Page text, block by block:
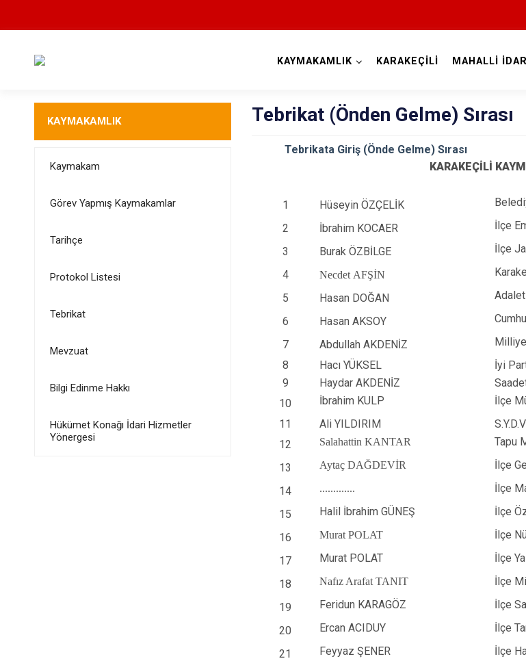
KAYMAKAMLIK KARAKEÇİLİ MAHALLİ
KAYMAKAMLIK
Kaymakam
Görev Yapmış Kaymakamlar
Tarihçe
Protokol Listesi
Tebrikat
Mevzuat
Bilgi Edinme Hakkı
Hükümet Konağı İdari Hizmetler
Yönergesi
Tebrikat (Önden Gelme) Sırası
Tebrikata Giriş (Önde Gelme) Sırası
KARAKEÇİLİ
1 Hüseyin ÖZÇELİK
2
İbrahim KOCAER
İlçe
3
Burak ÖZBİLGE
İlçe
4
Necdet AFŞİN
5
Hasan DOĞAN
6
Hasan AKSOY
7
Abdullah AKDENİZ
8
Hacı YÜKSEL
İyi
9
Haydar AKDENİZ
10
İbrahim KULP
İlçe
11
Ali YILDIRIM
12
Salahattin KANTAR
Tapu
13
Aytaç DAĞDEVİR
İlçe
14
.............
İlçe
15
Halil İbrahim GÜNEŞ
İlçe
16
Murat POLAT
İlçe
17
Murat POLAT
İlçe
18
Nafız Arafat TANIT
İlçe
19
Feridun KARAGÖZ
İlçe
20
Ercan ACIDUY
İlçe
21
Feyyaz ŞENER
İlçe